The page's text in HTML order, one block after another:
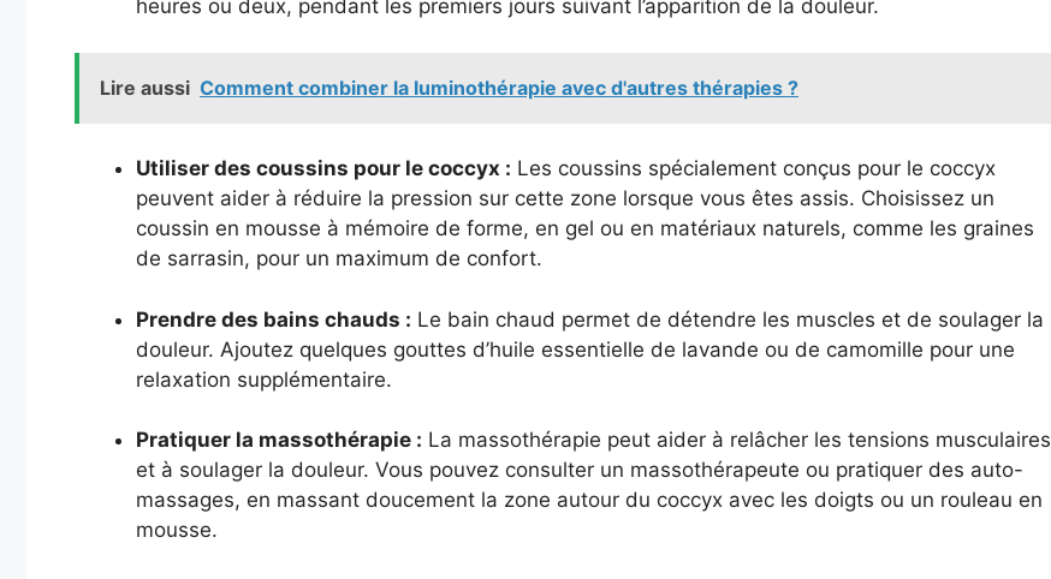
heures ou deux, pendant les premiers jours suivant l’apparition de la douleur.
Lire aussi Comment combiner la luminothérapie avec d'autres thérapies ?
Utiliser des coussins pour le coccyx : Les coussins spécialement conçus pour le coccyx
peuvent aider à réduire la pression sur cette zone lorsque vous êtes assis. Choisissez un
coussin en mousse à mémoire de forme, en gel ou en matériaux naturels, comme les graines
de sarrasin, pour un maximum de confort.
Prendre des bains chauds : Le bain chaud permet de détendre les muscles et de soulager la
douleur. Ajoutez quelques gouttes d’huile essentielle de lavande ou de camomille pour une
relaxation supplémentaire.
Pratiquer la massothérapie : La massothérapie peut aider à relâcher les tensions musculaires
et à soulager la douleur. Vous pouvez consulter un massothérapeute ou pratiquer des auto-
massages, en massant doucement la zone autour du coccyx avec les doigts ou un rouleau en
mousse.